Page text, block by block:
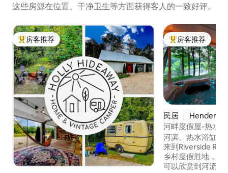
这些房源在位置、干净卫生等方面获得客人的一致好评。
热门「房客推荐」
房客推荐 热门「房客推荐」
房客推荐
民居 ｜
河畔度假屋-热水
河滨、热水浴缸、
来到Riverside
乡村度假胜地，从
可以欣赏到河流的